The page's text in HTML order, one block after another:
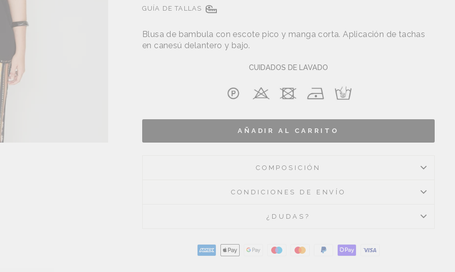
GUÍA DE TALLAS
Blusa de bambula con escote pico y manga corta. Aplicación de tachas
en canesú delantero y bajo.
CUIDADOS DE LAVADO
AÑADIR AL CARRITO
COMPOSICIÓN
CONDICIONES DE ENVÍO
¿DUDAS?